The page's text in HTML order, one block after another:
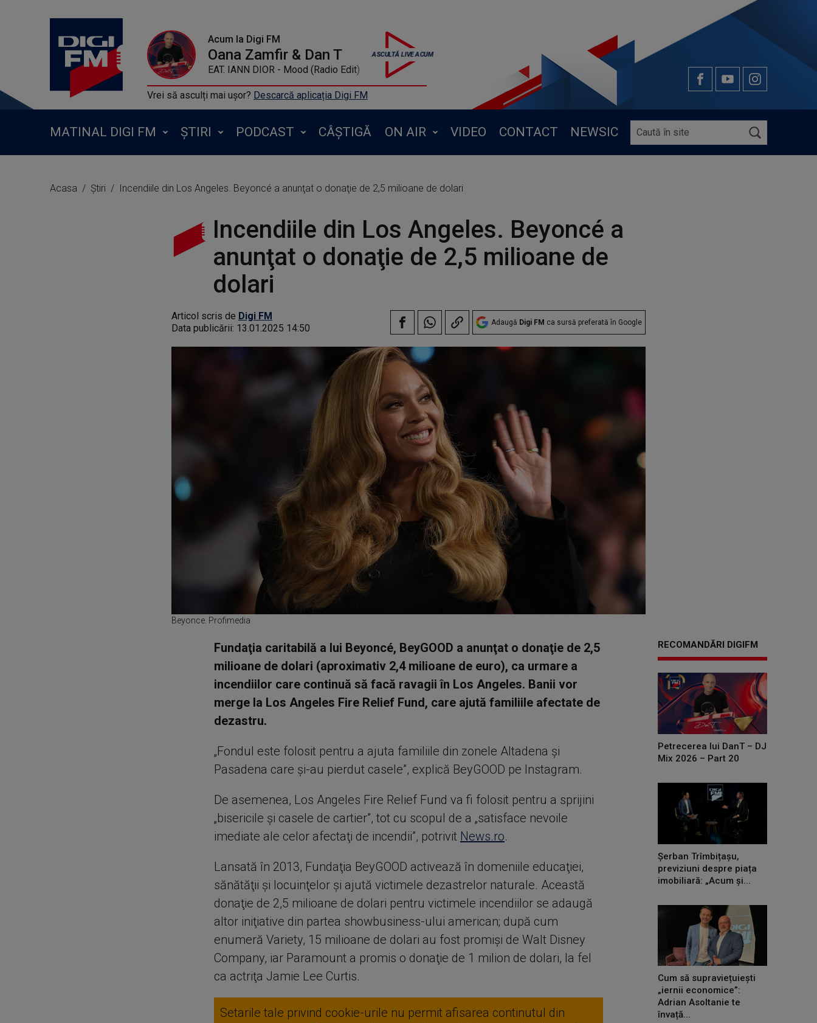
Acum la Digi FM
Oana Zamfir & Dan T
24KGOLDN FEAT. IANN DIOR - Mood (Radio Edit)
Vrei să asculți mai ușor? Descarcă aplicația Digi FM
MATINAL DIGI FM ȘTIRI PODCAST CÂȘTIGĂ ON AIR VIDEO CONTACT NEWSIC
Acasa Știri Incendiile din Los Angeles. Beyoncé a anunţat o donaţie de 2,5 milioane de dolari
Incendiile din Los Angeles. Beyoncé a
anunţat o donaţie de 2,5 milioane de
dolari
Articol scris de Digi FM
Data publicării: 13.01.2025 14:50 Adaugă Digi FM ca sursă preferată în Google
Beyonce. Profimedia
Fundaţia caritabilă a lui Beyoncé, BeyGOOD a anunţat o donaţie de 2,5
milioane de dolari (aproximativ 2,4 milioane de euro), ca urmare a
incendiilor care continuă să facă ravagii în Los Angeles. Banii vor
merge la Los Angeles Fire Relief Fund, care ajută familiile afectate de
dezastru.
„Fondul este folosit pentru a ajuta familiile din zonele Altadena şi
Pasadena care şi-au pierdut casele”, explică BeyGOOD pe Instagram.
De asemenea, Los Angeles Fire Relief Fund va fi folosit pentru a sprijini
„bisericile şi casele de cartier”, tot cu scopul de a „satisface nevoile
imediate ale celor afectaţi de incendii”, potrivit News.ro.
Lansată în 2013, Fundaţia BeyGOOD activează în domeniile educaţiei,
sănătăţii şi locuinţelor şi ajută victimele dezastrelor naturale. Această
donaţie de 2,5 milioane de dolari pentru victimele incendiilor se adaugă
altor iniţiative din partea showbusiness-ului american; după cum
enumeră Variety, 15 milioane de dolari au fost promişi de Walt Disney
Company, iar Paramount a promis o donaţie de 1 milion de dolari, la fel
ca actriţa Jamie Lee Curtis.
Setarile tale privind cookie-urile nu permit afisarea continutul din
RECOMANDĂRI DIGIFM
Petrecerea lui DanT – DJ
Mix 2026 – Part 20
Șerban Trîmbițașu,
previziuni despre piața
imobiliară: „Acum și...
Cum să supraviețuiești
„iernii economice”:
Adrian Asoltanie te
învață...